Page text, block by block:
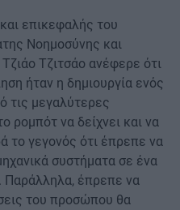
επικεφαλής του
Νοημοσύνης και
Τζιτσάο ανέφερε ότι
ήταν η δημιουργία ενός
τις μεγαλύτερες
ρομπότ να δείχνει και να
το γεγονός ότι έπρεπε να
συστήματα σε ένα
έπρεπε να
του προσώπου θα